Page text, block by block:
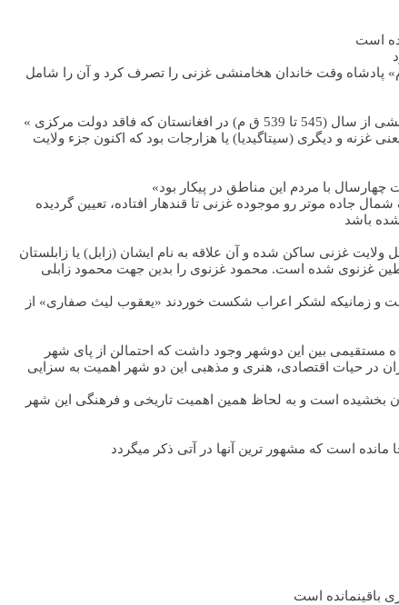
است
پادشاه وقت خاندان هخامنشی غزنی را تصرف کرد و آن را شامل
« برای نخستین بار که از غزنی ذکری در تاریخ بعمل آمده، هنگام کشورگشایی (کوروش کبیر) پادشاه هخامنشی بوده است. کوروش پادشاه هفتم هخامنشی از سال (545 تا 539 ق م) در افغانستان که فاقد دولت مرکزی
و دیگری (سیتاگیدیا) یا هزارجات بود که اکنون جزء ولایت
جاده موتر رو موجوده غزنی تا قندهار افتاده، تعیین گردیده
متصل ولایت غزنی ساکن شده و آن علاقه به نام ایشان (زابل) یا زابلستان
و پایتخت سلاطین غزنوی شده است. محمود غزنوی را بدین جهت محمود زابلی
و زمانیکه لشکر اعراب شکست خوردند «یعقوب لیث صفاری» از
ه مستقیمی بین این دوشهر وجود داشت که احتمالن از پای شهر
در حیات اقتصادی، هنری و مذهبی این دو شهر اهمیت به سزایی
آن بخشیده است و به لحاظ همین اهمیت تاریخی و فرهنگی این شهر
است که مشهور ترین آنها در آتی ذکر میگردد
باقینمانده است